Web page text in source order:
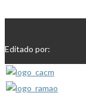
Editado por: